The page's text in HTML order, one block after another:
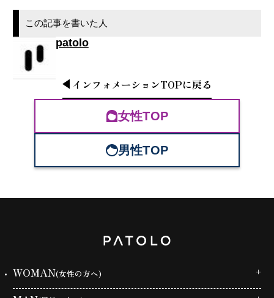
この記事を書いた人
patolo
インフォメーションTOPに戻る
女性TOP
男性TOP
WOMAN(女性の方へ)